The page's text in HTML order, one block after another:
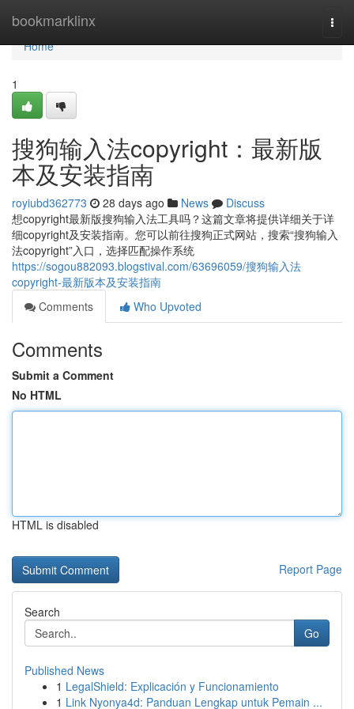
bookmarklinx
Home
Home
1
搜狗输入法copyright：最新版
本及安装指南
royiubd362773 28 days ago News
Discuss
想copyright最新版搜狗输入法工具吗？这篇文章将提供详细关于详
细copyright及安装指南。您可以前往搜狗正式网站，搜索“搜狗输入
法copyright”入口，选择匹配操作系统
https://sogou882093.blogstival.com/63696059/搜狗输入法
copyright-最新版本及安装指南
Comments
Who Upvoted
Comments
Submit a Comment
No HTML
HTML is disabled
Report Page
Search
Go
Published News
1 LegalShield: Explicación y Funcionamiento
1 Link Nyonya4d: Panduan Lengkap untuk Pemain ...